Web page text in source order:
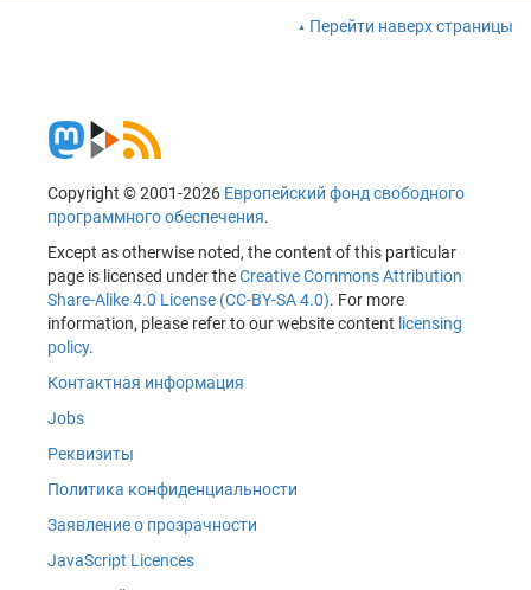
Перейти наверх страницы
Copyright © 2001-2026 Европейский фонд свободного
программного обеспечения.
Except as otherwise noted, the content of this particular
page is licensed under theCreative Commons Attribution
Share-Alike 4.0 License (CC-BY-SA 4.0). For more
information, please refer to our website content licensing
policy.
Контактная информация
Jobs
Реквизиты
Политика конфиденциальности
Заявление о прозрачности
JavaScript Licences